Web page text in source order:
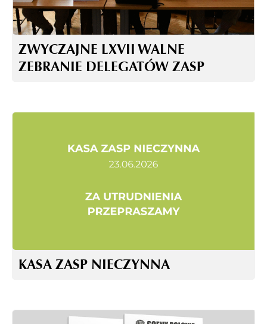
ZWYCZAJNE LXVII WALNE
ZEBRANIE DELEGATÓW ZASP
KASA ZASP NIECZYNNA